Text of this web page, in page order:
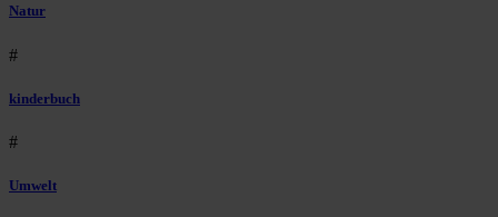
Natur
#
kinderbuch
#
Umwelt